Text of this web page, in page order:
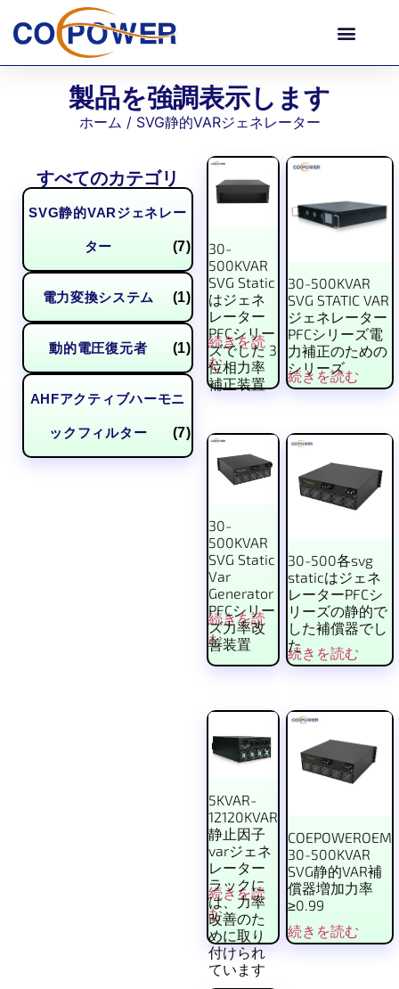
製品を強調表示します
ホーム / SVG静的VARジェネレーター
すべてのカテゴリ
SVG静的VARジェネレー
ター (7)
電力変換システム (1)
動的電圧復元者 (1)
AHFアクティブハーモニ
ックフィルター (7)
30-
500KVAR
SVG Static
はジェネ
レーター
PFCシリー
ズでした 3
位相力率
補正装置
続きを読
む
30-500KVAR
SVG STATIC VAR
ジェネレーター
PFCシリーズ電
力補正のための
シリーズ
続きを読む
30-
500KVAR
SVG Static
Var
Generator
PFCシリー
ズ力率改
善装置
続きを読
む
30-500各svg
staticはジェネ
レーターPFCシ
リーズの静的で
した補償器でし
た
続きを読む
5KVAR-
12120KVAR
静止因子
varジェネ
レーター
ラックに
は、力率
改善のた
めに取り
付けられ
ています
続きを読
む
COEPOWEROEM
30-500KVAR
SVG静的VAR補
償器増加力率
≥0.99
続きを読む